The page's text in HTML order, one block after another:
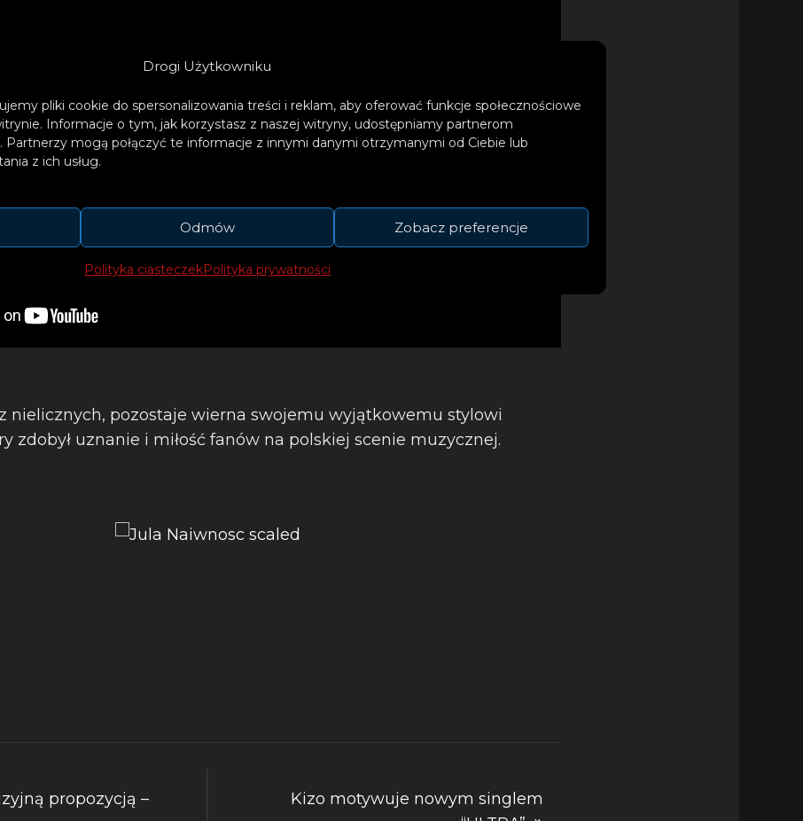
Drogi Użytkowniku
pliki cookie do spersonalizowania treści i reklam, aby oferować funkcje społecznościowe
Informacje o tym, jak korzystasz z naszej witryny, udostępniamy partnerom
mogą połączyć te informacje z innymi danymi otrzymanymi od Ciebie lub
z ich usług.
Odmów Zobacz preferencje
Polityka ciasteczekPolityka prywatności
nielicznych, pozostaje wierna swojemu wyjątkowemu stylowi
zdobył uznanie i miłość fanów na polskiej scenie muzycznej.
propozycją –
Kizo motywuje nowym singlem